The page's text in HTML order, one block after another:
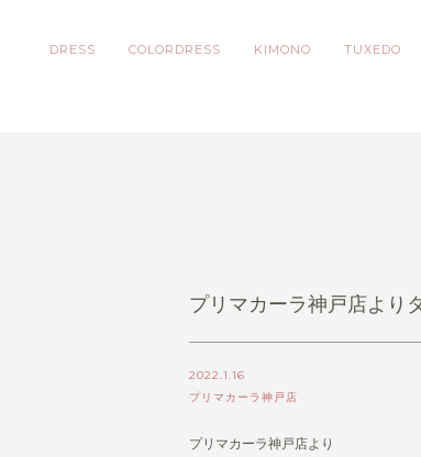
DRESS COLORDRESS KIMONO TUXEDO
プリマカーラ神戸店より
2022.1.16
プリマカーラ神戸店
プリマカーラ神戸店より